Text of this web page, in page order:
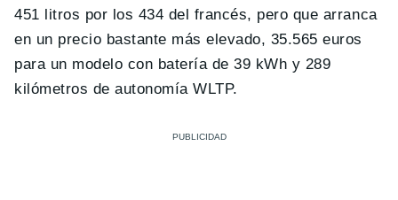
451 litros por los 434 del francés, pero que arranca
en un precio bastante más elevado, 35.565 euros
para un modelo con batería de 39 kWh y 289
kilómetros de autonomía WLTP.